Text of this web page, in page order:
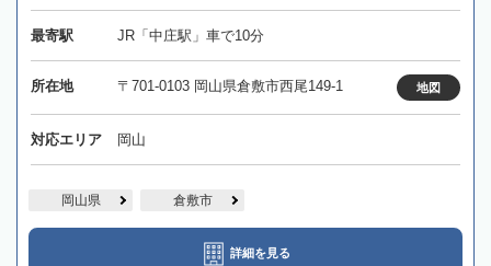
最寄駅 JR「中庄駅」車で10分
所在地 〒701-0103 岡山県倉敷市西尾149-1 地図
対応エリア 岡山
岡山県 倉敷市
詳細を見る